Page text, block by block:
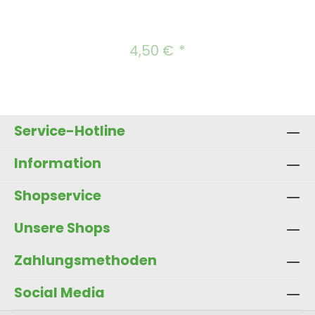
Regulärer Preis:
4,50 €
Service-Hotline
Information
Shopservice
Unsere Shops
Zahlungsmethoden
Social Media